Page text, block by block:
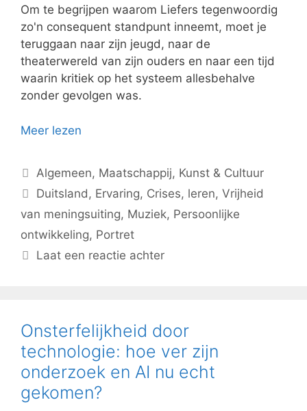
Om te begrijpen waarom Liefers tegenwoordig
zo'n consequent standpunt inneemt, moet je
teruggaan naar zijn jeugd, naar de
theaterwereld van zijn ouders en naar een tijd
waarin kritiek op het systeem allesbehalve
zonder gevolgen was.
Meer lezen
Categorieën
Algemeen, Maatschappij, Kunst & Cultuur
Tags
Duitsland , Ervaring, Crises, leren,Vrijheid
van meningsuiting, Muziek, Persoonlijke
ontwikkeling, Portret
Laat een reactie achter
Onsterfelijkheid door
technologie: hoe ver zijn
onderzoek en AI nu echt
gekomen?